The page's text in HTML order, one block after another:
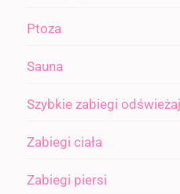
Ptoza
Sauna
Szybkie zabiegi
Zabiegi ciała
Zabiegi piersi